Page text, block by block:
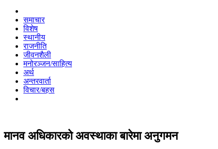
समाचार
विशेष
स्थानीय
राजनीति
जीवनशैली
मनोरञ्जन/साहित्य
अर्थ
अन्तरवार्ता
विचार/बहस
मानव अधिकारको अवस्थाका बारेमा अनुगमन